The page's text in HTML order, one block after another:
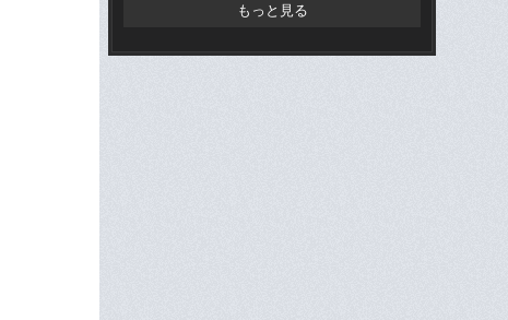
もっと見る